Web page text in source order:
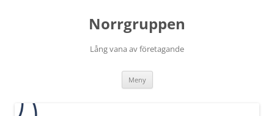
Norrgruppen
Lång vana av företagande
Meny Hoppa
innehåll